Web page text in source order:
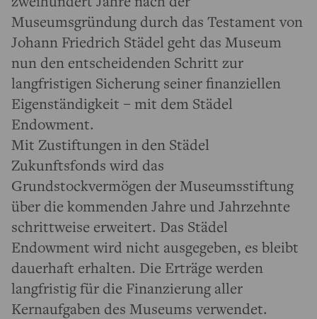
Museumsgründung durch das Testament von
Johann Friedrich Städel geht das Museum
nun den entscheidenden Schritt zur
langfristigen Sicherung seiner finanziellen
Eigenständigkeit – mit dem Städel
Endowment.
Mit Zustiftungen in den Städel
Zukunftsfonds wird das
Grundstockvermögen der Museumsstiftung
über die kommenden Jahre und Jahrzehnte
schrittweise erweitert. Das Städel
Endowment wird nicht ausgegeben, es bleibt
dauerhaft erhalten. Die Erträge werden
langfristig für die Finanzierung aller
Kernaufgaben des Museums verwendet.